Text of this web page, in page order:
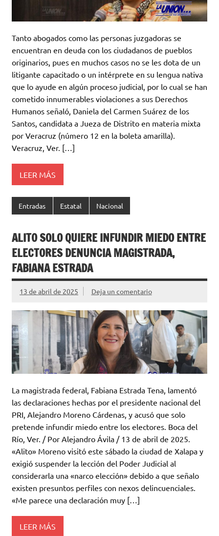
Tanto abogados como las personas juzgadoras se
encuentran en deuda con los ciudadanos de pueblos
originarios, pues en muchos casos no se les dota de un
litigante capacitado o un intérprete en su lengua nativa
que lo ayude en algún proceso judicial, por lo cual se han
cometido innumerables violaciones a sus Derechos
Humanos señaló, Daniela del Carmen Suárez de los
Santos, candidata a Jueza de Distrito en materia mixta
por Veracruz (número 12 en la boleta amarilla).
Veracruz, Ver. […]
LEER MÁS
Entradas Estatal Nacional
ALITO SOLO QUIERE INFUNDIR MIEDO ENTRE
ELECTORES DENUNCIA MAGISTRADA,
FABIANA ESTRADA
13 de abril de 2025 Deja un comentario
La magistrada federal, Fabiana Estrada Tena, lamentó
las declaraciones hechas por el presidente nacional del
PRI, Alejandro Moreno Cárdenas, y acusó que solo
pretende infundir miedo entre los electores. Boca del
Río, Ver. / Por Alejandro Ávila / 13 de abril de 2025.
«Alito» Moreno visitó este sábado la ciudad de Xalapa y
exigió suspender la lección del Poder Judicial al
considerarla una «narco elección» debido a que señalo
existen presuntos perfiles con nexos delincuenciales.
«Me parece una declaración muy […]
LEER MÁS